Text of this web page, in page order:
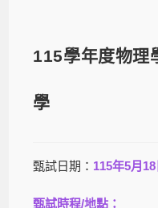
115學年度物理
學
甄試日期： 115年5月18
甄試時程/地點：